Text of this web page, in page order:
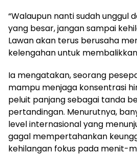
“Walaupun nanti sudah unggul
yang besar, jangan sampai
Lawan akan terus berusaha
kelengahan untuk
Ia mengatakan, seorang
mampu menjaga konsentrasi
peluit panjang sebagai tanda
pertandingan. Menurutnya,
level internasional yang
gagal mempertahankan
kehilangan fokus pada menit-